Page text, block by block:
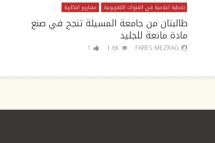
تغطية اعلامية في القنوات التلفزيونية مشاريع ابتكارية
طالبتان من جامعة المسيلة تنجح في صنع
مادة مانعة للجليد
FARES MEZRAG
1.6K
1